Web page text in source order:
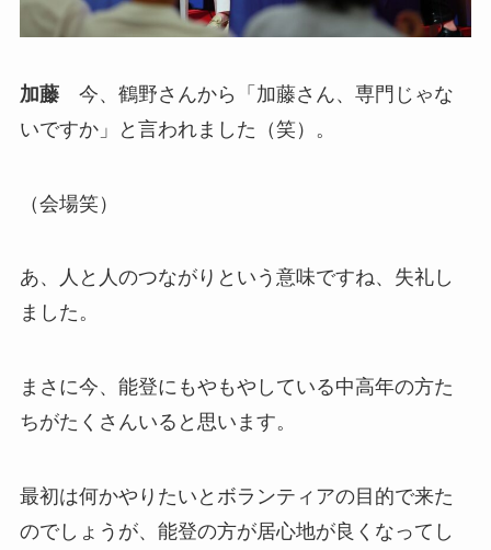
加藤今、鶴野さんから「加藤さん、専門じゃな
いですか」と言われました（笑）。
（会場笑）
あ、人と人のつながりという意味ですね、失礼し
ました。
まさに今、能登にもやもやしている中高年の方た
ちがたくさんいると思います。
最初は何かやりたいとボランティアの目的で来た
のでしょうが、能登の方が居心地が良くなってし